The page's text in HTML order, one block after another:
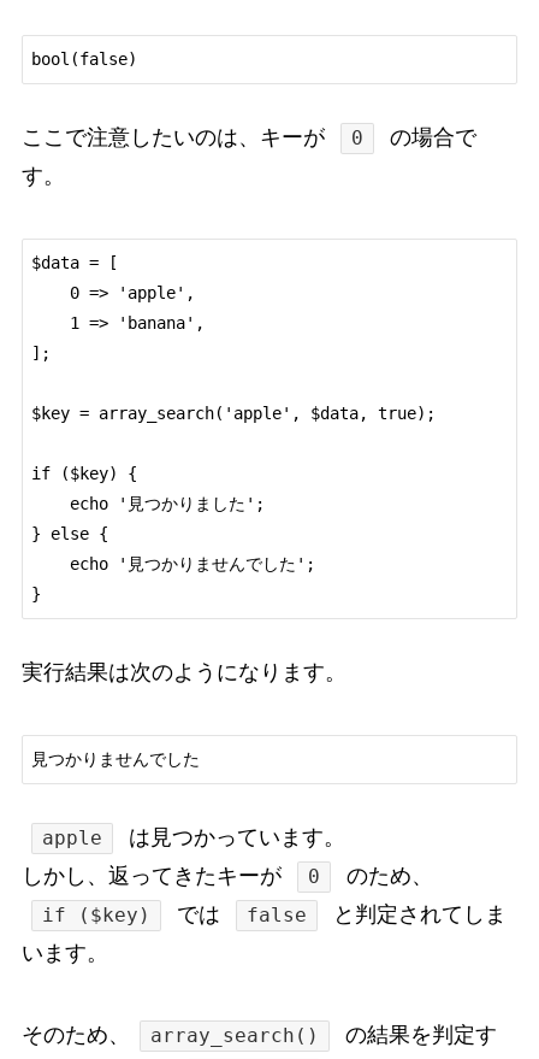
ここで注意したいのは、キーが 0
の場合で
す。
$data = [
];
$key = array_search('apple', $data, true);
if ($key) {
} else {
実行結果は次のようになります。
apple
は見つかっています。
しかし、返ってきたキーが
0 のため、
if ($key) では false
と判定されてしま
います。
そのため、 array_search()
の結果を判定す